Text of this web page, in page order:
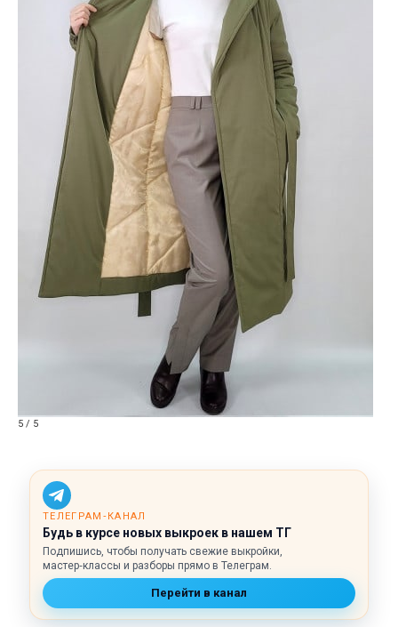
5 / 5
ТЕЛЕГРАМ‑КАНАЛ
Будь в курсе новых выкроек в нашем ТГ
Подпишись, чтобы получать свежие выкройки,
мастер‑классы и разборы прямо в Телеграм.
Перейти в канал